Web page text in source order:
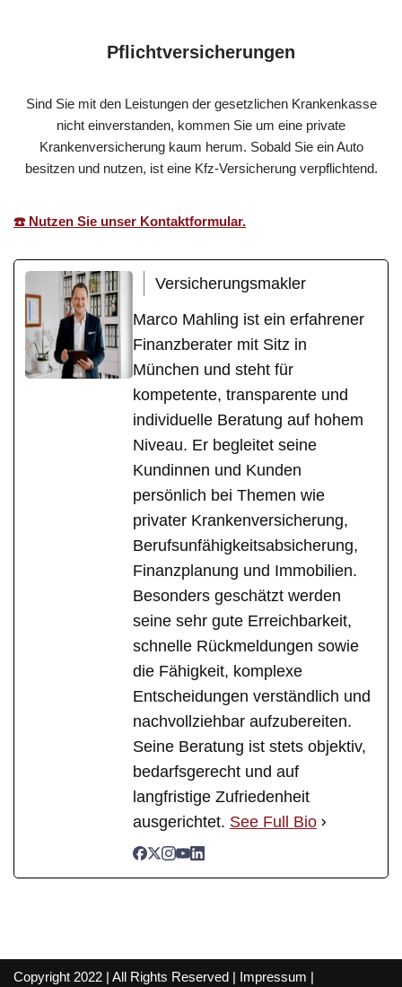
Pflichtversicherungen
Sind Sie mit den Leistungen der gesetzlichen Krankenkasse
nicht einverstanden, kommen Sie um eine private
Krankenversicherung kaum herum. Sobald Sie ein Auto
besitzen und nutzen, ist eine Kfz-Versicherung verpflichtend.
☎️ Nutzen Sie unser Kontaktformular.
Versicherungsmakler
Marco Mahling ist ein erfahrener
Finanzberater mit Sitz in
München und steht für
kompetente, transparente und
individuelle Beratung auf hohem
Niveau. Er begleitet seine
Kundinnen und Kunden
persönlich bei Themen wie
privater Krankenversicherung,
Berufsunfähigkeitsabsicherung,
Finanzplanung und Immobilien.
Besonders geschätzt werden
seine sehr gute Erreichbarkeit,
schnelle Rückmeldungen sowie
die Fähigkeit, komplexe
Entscheidungen verständlich und
nachvollziehbar aufzubereiten.
Seine Beratung ist stets objektiv,
bedarfsgerecht und auf
langfristige Zufriedenheit
ausgerichtet. See Full Bio
Copyright 2022 | All Rights Reserved | Impressum |